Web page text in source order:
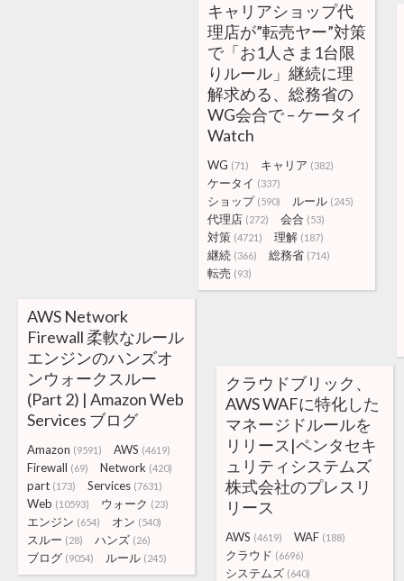
キャリアショップ代
理店が”転売ヤー”対策
で「お1人さま1台限
りルール」継続に理
解求める、総務省の
WG会合で – ケータイ
Watch
WG (71) キャリア (382)
ケータイ (337)
ショップ (590) ルール (245)
代理店 (272) 会合 (53)
対策 (4721) 理解 (187)
継続 (366) 総務省 (714)
転売 (93)
AWS Network
Firewall 柔軟なルール
エンジンのハンズオ
ンウォークスルー
(Part 2) | Amazon Web
Services ブログ
Amazon (9591) AWS (4619)
Firewall (69) Network (420)
part (173) Services (7631)
Web (10593) ウォーク (23)
エンジン (654) オン (540)
スルー (28) ハンズ (26)
ブログ (9054) ルール (245)
クラウドブリック、
AWS WAFに特化した
マネージドルールを
リリース|ペンタセキ
ュリティシステムズ
株式会社のプレスリ
リース
AWS (4619) WAF (188)
クラウド (6696)
システムズ (640)